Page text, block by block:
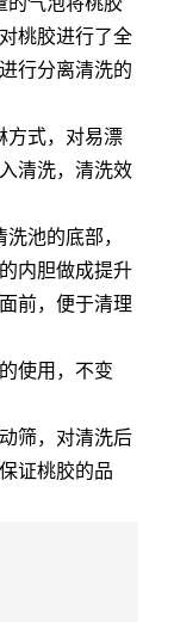
桃胶进行了全
行分离清洗的
方式，对易漂
清洗，清洗效
池的底部，
内胆做成提升
前，便于清理
使用，不变
筛，对清洗后
证桃胶的品